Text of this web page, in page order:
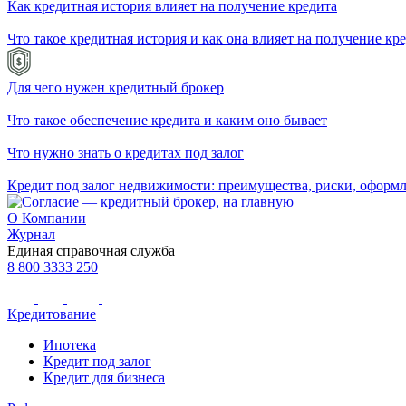
Как кредитная история влияет на получение кредита
Что такое кредитная история и как она влияет на получение
Для чего нужен кредитный брокер
Что такое обеспечение кредита и каким оно бывает
Что нужно знать о кредитах под залог
Кредит под залог недвижимости: преимущества, риски,
О Компании
Журнал
Единая справочная служба
8 800 3333 250
Кредитование
Ипотека
Кредит под залог
Кредит для бизнеса